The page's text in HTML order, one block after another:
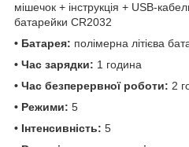
мішечок + інструкція + USB-
батарейки CR2032
• Батарея: полімерна літієва
• Час зарядки: 1 година
• Час безперервної роботи: 2
• Режими: 5
• Інтенсивність: 5